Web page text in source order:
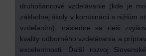
druhošancové vzdelávanie (kde je
základnej školy v kombinácii s nižším
vzdelaním); následne sa rieši
kvality odborného vzdelávania a
excelentnosti. Ďalší rozvoj